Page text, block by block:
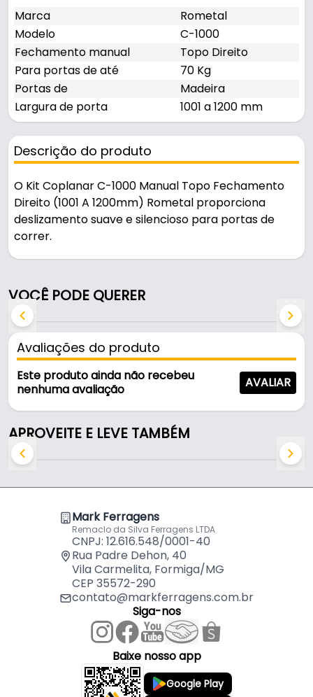
Marca
Rometal
Modelo
C-1000
Fechamento manual
Topo Direito
Para portas de até
70 Kg
Portas de
Madeira
Largura de porta
1001 a 1200 mm
Descrição do produto
O Kit Coplanar C-1000 Manual Topo Fechamento
Direito (1001 A 1200mm) Rometal proporciona
deslizamento suave e silencioso para portas de
correr.
Características:
- Marca: Rometal
- Modelo: C-1000
- Fechamento manual: Topo Direito
- Para portas de até: 70 Kg
- Portas de: Madeira
Conteúdo da embalagem:
• 1 Trilho RMS-074
• 1 Perfil de fixação lateral RMS-061 (somente nos
• 1 Came superior
• 1 Carro manual
• 2 Suportes de porta
• 2 Capas de acabamento
• 3 Amortecedores
• 2 Pescadores
• 1 Guia inferior
• 1 Came inferior
• 2 Chaves de regulagem
• 19 a 27 Parafusos CCAA 4,8x32
VOCÊ PODE QUERER
Avaliações do produto
Este produto ainda não recebeu
nenhuma avaliação
AVALIAR
APROVEITE E LEVE TAMBÉM
Mark Ferragens
Remaclo da Silva Ferragens LTDA
CNPJ: 12.616.548/0001-40
Rua Padre Dehon, 40
Vila Carmelita, Formiga/MG
CEP 35572-290
contato@markferragens.com.br
Siga-nos
Baixe nosso app
Google Play